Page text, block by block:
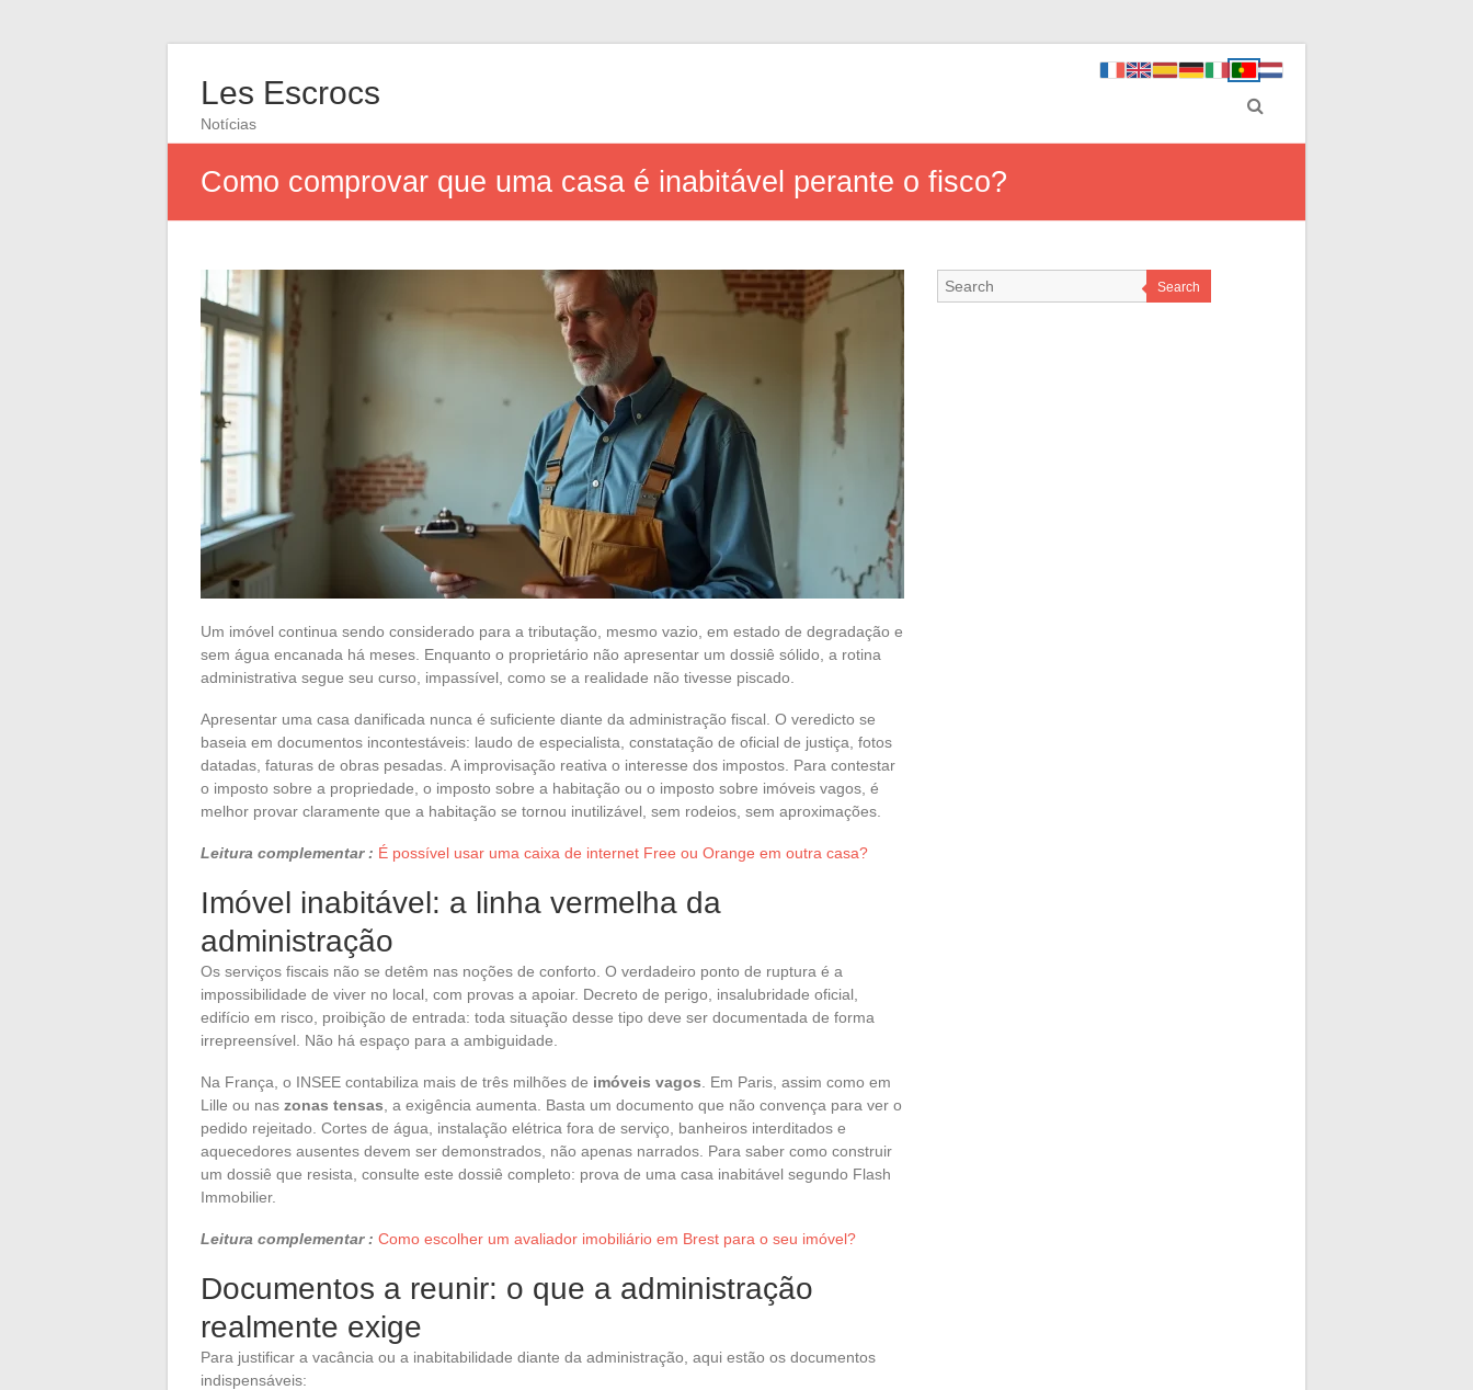
Les Escrocs
Notícias
Como comprovar que uma casa é inabitável perante o fisco?
Um imóvel continua sendo considerado para a tributação, mesmo vazio, em estado de degradação e
sem água encanada há meses. Enquanto o proprietário não apresentar um dossiê sólido, a rotina
administrativa segue seu curso, impassível, como se a realidade não tivesse piscado.
Apresentar uma casa danificada nunca é suficiente diante da administração fiscal. O veredicto se
baseia em documentos incontestáveis: laudo de especialista, constatação de oficial de justiça, fotos
datadas, faturas de obras pesadas. A improvisação reativa o interesse dos impostos. Para contestar
o imposto sobre a propriedade, o imposto sobre a habitação ou o imposto sobre imóveis vagos, é
melhor provar claramente que a habitação se tornou inutilizável, sem rodeios, sem aproximações.
Leitura complementar : É possível usar uma caixa de internet Free ou Orange em outra casa?
Imóvel inabitável: a linha vermelha da
administração
Os serviços fiscais não se detêm nas noções de conforto. O verdadeiro ponto de ruptura é a
impossibilidade de viver no local, com provas a apoiar. Decreto de perigo, insalubridade oficial,
edifício em risco, proibição de entrada: toda situação desse tipo deve ser documentada de forma
irrepreensível. Não há espaço para a ambiguidade.
Na França, o INSEE contabiliza mais de três milhões de imóveis vagos . Em Paris, assim como em
Lille ou nas zonas tensas , a exigência aumenta. Basta um documento que não convença para ver o
pedido rejeitado. Cortes de água, instalação elétrica fora de serviço, banheiros interditados e
aquecedores ausentes devem ser demonstrados, não apenas narrados. Para saber como construir
um dossiê que resista, consulte este dossiê completo: prova de uma casa inabitável segundo Flash
Immobilier.
Leitura complementar : Como escolher um avaliador imobiliário em Brest para o seu imóvel?
Documentos a reunir: o que a administração
realmente exige
Para justificar a vacância ou a inabitabilidade diante da administração, aqui estão os documentos
indispensáveis:
Search